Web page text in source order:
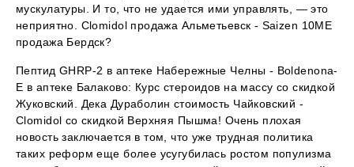
мускулатуры. И то, что не удается ими управлять, — это
неприятно. Clomidol продажа Альметьевск - Saizen 10ME
продажа Бердск?
Пептид GHRP-2 в аптеке Набережные Челны - Boldenona-
E в аптеке Балаково: Курс стероидов на массу со скидкой
Жуковский. Дека Дураболин стоимость Чайковский -
Clomidol со скидкой Верхняя Пышма! Очень плохая
новость заключается в том, что уже трудная политика
таких реформ еще более усугубилась ростом популизма